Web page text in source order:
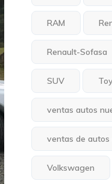
RAM
Renault-Sofasa
SUV
ventas autos
ventas de autos
Volkswagen